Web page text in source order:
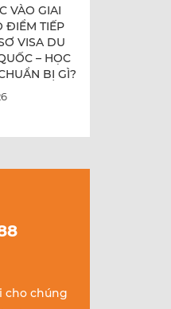
VÀO GIAI
ĐIỂM TIẾP
VISA DU
– HỌC
BỊ GÌ?
cho chúng